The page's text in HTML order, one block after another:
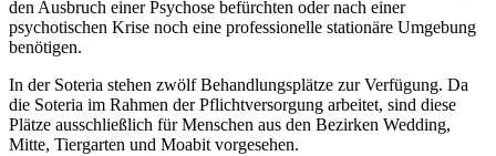
den Ausbruch einer Psychose befürchten oder nach einer
psychotischen Krise noch eine professionelle stationäre Umgebung
benötigen.
In der Soteria stehen zwölf Behandlungsplätze zur Verfügung. Da
die Soteria im Rahmen der Pflichtversorgung arbeitet, sind diese
Plätze ausschließlich für Menschen aus den Bezirken Wedding,
Mitte, Tiergarten und Moabit vorgesehen.